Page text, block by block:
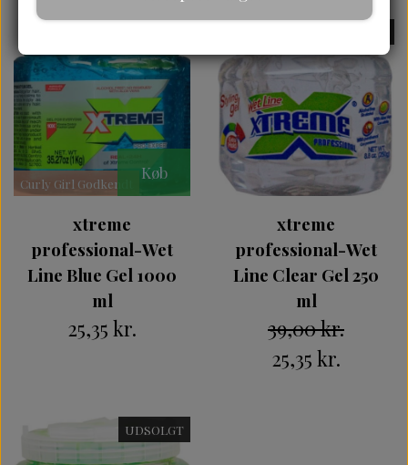
Curly Girl Godkendt
Køb
xtreme
professional-Wet
Line Blue Gel 1000
ml
25,35 kr.
xtreme
professional-Wet
Line Clear Gel 250
ml
39,00 kr.
25,35 kr.
UDSOLGT